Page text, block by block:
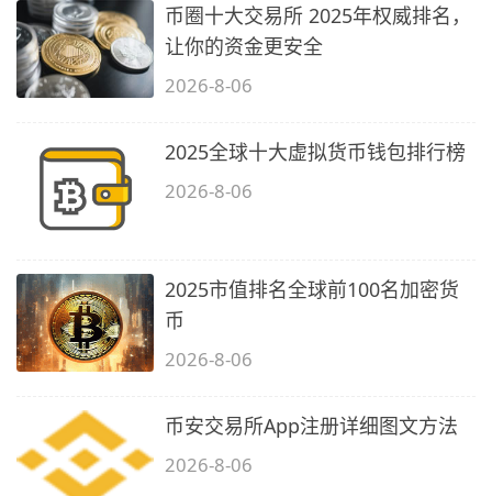
币圈十大交易所 2025年权威排名，
让你的资金更安全
2026-8-06
2025全球十大虚拟货币钱包排行榜
2026-8-06
2025市值排名全球前100名加密货
币
2026-8-06
币安交易所App注册详细图文方法
2026-8-06